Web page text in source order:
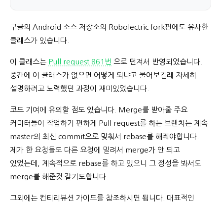
구글의 Android 소스 저장소의 Robolectric fork판에도 유사한
클래스가 있습니다.
이 클래스는 Pull request 861번 으로 던져서 반영되었습니다.
중간에 이 클래스가 없으면 어떻게 되냐고 물어보길래 자세히
설명하려고 노력했던 과정이 재미있었습니다.
코드 기여에 유의할 점도 있습니다. Merge를 받아줄 주요
커미터들이 작업하기 편하게 Pull request를 하는 브랜치는 계속
master의 최신 commit으로 맞춰서 rebase를 해줘야합니다.
제가 한 요청들도 다른 요청에 밀려서 merge가 안 되고
있었는데, 계속적으로 rebase를 하고 있으니 그 정성을 봐서도
merge를 해준것 같기도합니다.
그외에는 컨티리뷰션 가이드를 참조하시면 됩니다. 대표적인